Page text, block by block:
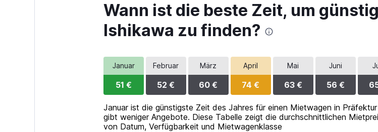
Range:
0
to
120.
Wann ist die beste Zeit, um
Ishikawa zu finden?
Januar
51 €
Februar
52 €
März
60 €
April
74 €
Mai
63 €
Juni
56 €
Januar ist die günstigste Zeit des Jahres für einen Mietwagen in
gibt weniger Angebote. Diese Tabelle zeigt die durchschnittlichen
von Datum, Verfügbarkeit und Mietwagenklasse